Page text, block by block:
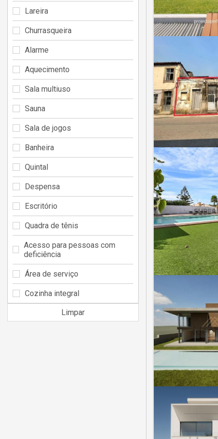
Lareira
Churrasqueira
Alarme
Aquecimento
Sala multiuso
Sauna
Sala de jogos
Banheira
Quintal
Despensa
Escritório
Quadra de tênis
Acesso para pessoas com
deficiência
Área de serviço
Cozinha integral
Limpar